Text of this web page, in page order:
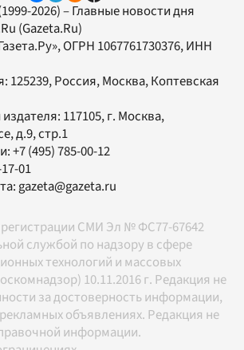
2026) – Главные новости дня
(Gazeta.Ru)
, ОГРН 1067761730376, ИНН
125239, Россия, Москва, Коптевская
117105, г. Москва,
д.9, стр.1
+7 (495) 785-00-12
01
gazeta@gazeta.ru
СМИ Эл № ФС77-67642
службой по надзору в сфере
технологий и массовых
10.11.2016 г. Редакция не
за достоверность информации,
объявлениях. Редакция не
информации.